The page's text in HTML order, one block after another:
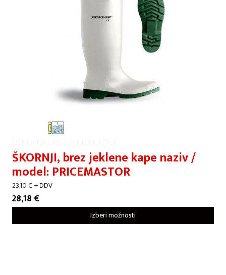
ŠKORNJI, brez jeklene kape naziv /
model: PRICEMASTOR
23,10€+ DDV
28,18 €
Izberi možnosti